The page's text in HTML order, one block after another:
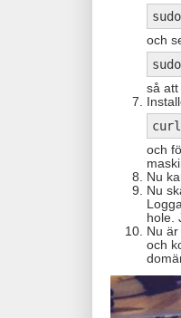
och
så att
och
Nu
Nu
hole.
Nu
och